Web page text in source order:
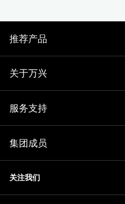
推荐产品
关于万兴
服务支持
集团成员
关注我们